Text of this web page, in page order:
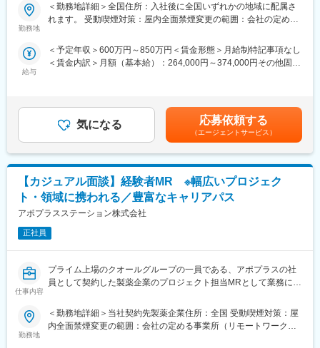
(2)トップクラスの契約メーカー数：同業他社と比較しても、多く
のプロジェクト数があり、様々なご経験を活かしていただくこと
ています。内資・外資の新薬メーカー、ジェネリックメーカーな
どプロジェクトは多岐に渡りますので、今までの経験を活かせる
を用いてMRを支えるSV職へのキャリアチェンジや、キャリアビ
ジョンアンケート制度を用いて人事・リクルートスタッフ・研修
スタッフへの挑戦もできる環境が整っています。実際にこちらの
変更の範囲：会社の定める業務
■職務概要：
■特徴と魅力：
(1)シミックグループの安定性とシナジー効果…安定した財務基盤
間、クライアントによる製品研修、独自の継続研修年間合計40時
間以上など、社員育成に多大な投資をしています。
(3)業界トップクラスの手当…貸上社宅制度（転勤の有無に関わら
ず家賃の60%を会社負担。持家からの通勤者等一部を除く)、外勤
日当1500円/日、3年以上勤務の方は退職金支給、各種保養所、社
用車貸与と共にガソリン代を全額支給、勤務地の優遇など社員を
長期的に大切にする考えがあります。
(4)豊富なキャリアパス…MRとしてキャリアを積みたい方、専門
性をより高めたい方は専門領域のMR、今後の規模拡大を目指して
チェンジも可能です。
(5)業界トップクラスの成長率…売上高、MR人数とも順調に拡大
ら、業界平均成長率（5.7％※）を大きく上回って（17.8%）成長
を続けています。
勤務地
＜勤務地詳細＞全国住所：入社後に全国いずれかの地域に配属さ
れます。 受動喫煙対策：屋内全面禁煙変更の範囲：会社の定める
給与
＜予定年収＞600万円～850万円＜賃金形態＞月給制特記事項なし
＜賃金内訳＞月額（基本給）：264,000円～374,000円その他固定
を全額支給 ■賞与年2回（昨年度実績4.2ヶ月）、報酬改定年1回賃
金はあくまでも目安の金額であり、選考を通じて上下する可能性
があります。月給(月額)は固定手当を含めた表記です。
気になる 応募依頼する
（エージェントサービス）
【カジュアル面談】経験者MR ※幅広いプロジェク
ト・領域に携われる／豊富なキャリアパス
アポプラスステーション株式会社
正社員
仕事内容
プライム上場のクオールグループの一員である、アポプラスの社
員として契約した製薬企業のプロジェクト担当MRとして業務に従
メーカーなどプロジェクトは多岐に渡りますので、今までの経験
を活かせる環境が整っています。
勤務地
＜勤務地詳細＞当社契約先製薬企業住所：全国 受動喫煙対策：屋
内全面禁煙変更の範囲：会社の定める事業所（リモートワーク含